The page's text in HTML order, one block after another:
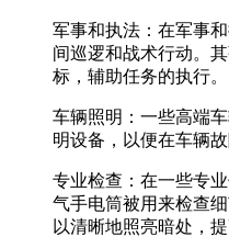
军事和执法：在军事
间巡逻和战术行动。
标，辅助任务的执行。
车辆照明：一些高端
明设备，以便在车辆
专业检查：在一些专
气手电筒被用来检查
以清晰地照亮暗处，提